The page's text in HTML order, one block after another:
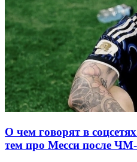
О чем говорят в
тем про Месси после